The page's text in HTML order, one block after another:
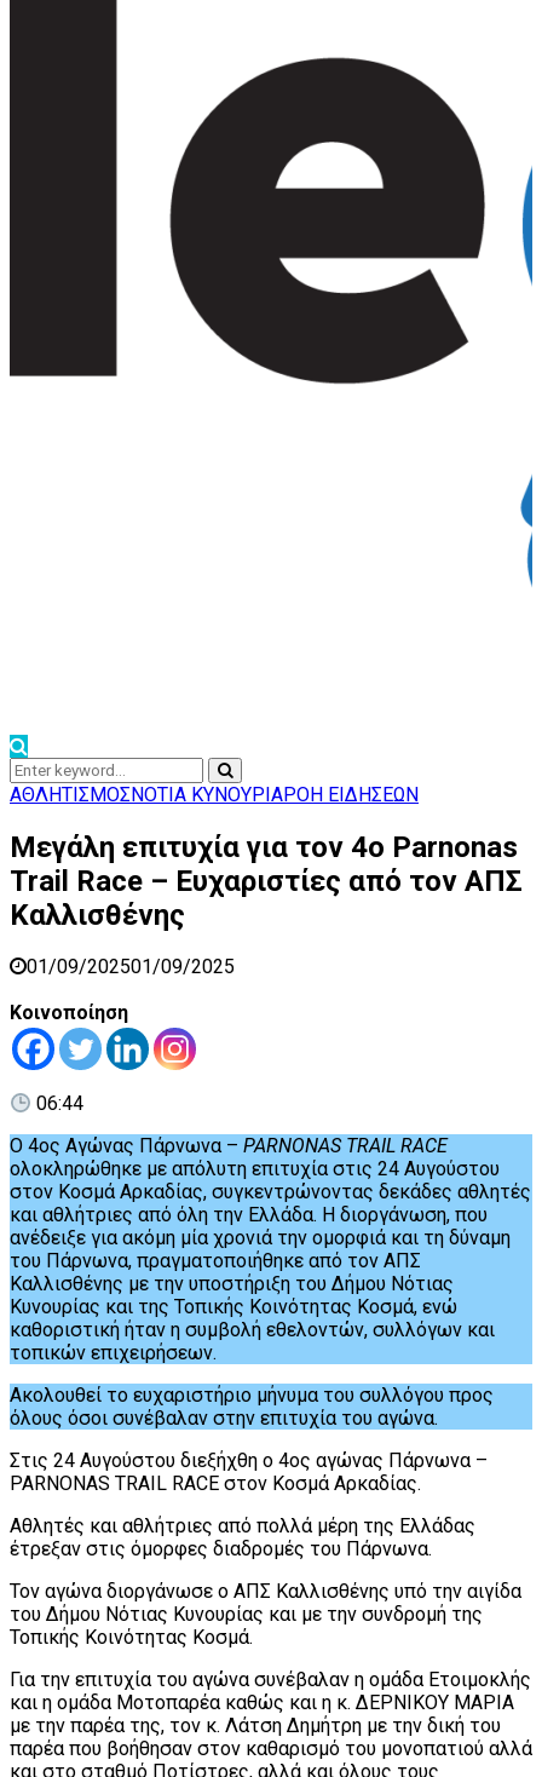
Search
for:
Search
ΑΘΛΗΤΙΣΜΟΣΝΟΤΙΑ ΚΥΝΟΥΡΙΑΡΟΗ ΕΙΔΗΣΕΩΝ
Μεγάλη επιτυχία για τον 4ο Parnonas
Trail Race – Ευχαριστίες από τον ΑΠΣ
Καλλισθένης
01/09/202501/09/2025
Κοινοποίηση
06:44
Ο 4ος Αγώνας Πάρνωνα – PARNONAS TRAIL RACE
ολοκληρώθηκε με απόλυτη επιτυχία στις 24 Αυγούστου
στον Κοσμά Αρκαδίας, συγκεντρώνοντας δεκάδες αθλητές
και αθλήτριες από όλη την Ελλάδα. Η διοργάνωση, που
ανέδειξε για ακόμη μία χρονιά την ομορφιά και τη δύναμη
του Πάρνωνα, πραγματοποιήθηκε από τον ΑΠΣ
Καλλισθένης με την υποστήριξη του Δήμου Νότιας
Κυνουρίας και της Τοπικής Κοινότητας Κοσμά, ενώ
καθοριστική ήταν η συμβολή εθελοντών, συλλόγων και
τοπικών επιχειρήσεων.
Ακολουθεί το ευχαριστήριο μήνυμα του συλλόγου προς
όλους όσοι συνέβαλαν στην επιτυχία του αγώνα.
Στις 24 Αυγούστου διεξήχθη ο 4ος αγώνας Πάρνωνα –
PARNONAS TRAIL RACE στον Κοσμά Αρκαδίας.
Αθλητές και αθλήτριες από πολλά μέρη της Ελλάδας
έτρεξαν στις όμορφες διαδρομές του Πάρνωνα.
Τον αγώνα διοργάνωσε ο ΑΠΣ Καλλισθένης υπό την αιγίδα
του Δήμου Νότιας Κυνουρίας και με την συνδρομή της
Τοπικής Κοινότητας Κοσμά.
Για την επιτυχία του αγώνα συνέβαλαν η ομάδα Ετοιμοκλής
και η ομάδα Μοτοπαρέα καθώς και η κ. ΔΕΡΝΙΚΟΥ ΜΑΡΙΑ
με την παρέα της, τον κ. Λάτση Δημήτρη με την δική του
παρέαπου βοήθησαν στον καθαρισμό του μονοπατιού αλλά
και στο σταθμό Ποτίστρες, αλλά και όλους τους